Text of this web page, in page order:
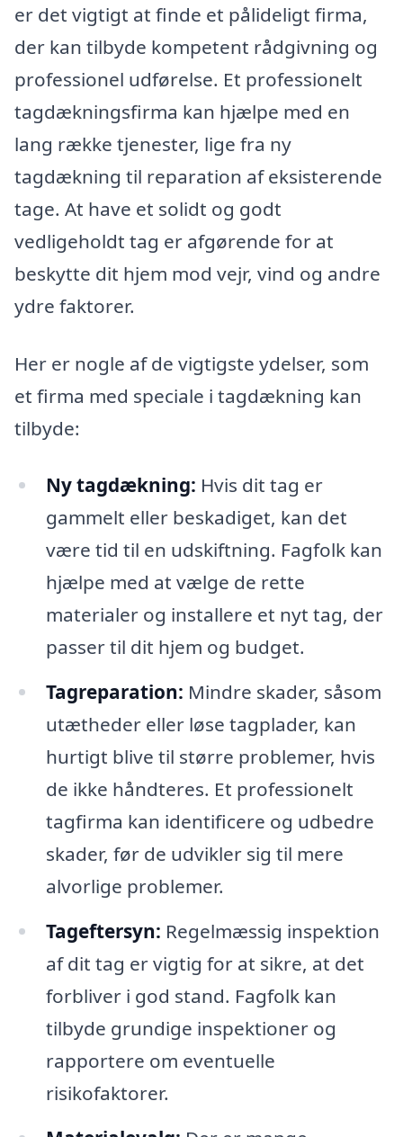
er det vigtigt at finde et pålideligt firma,
der kan tilbyde kompetent rådgivning og
professionel udførelse. Et professionelt
tagdækningsfirma kan hjælpe med en
lang række tjenester, lige fra ny
tagdækning til reparation af eksisterende
tage. At have et solidt og godt
vedligeholdt tag er afgørende for at
beskytte dit hjem mod vejr, vind og andre
ydre faktorer.
Her er nogle af de vigtigste ydelser, som
et firma med speciale i tagdækning kan
tilbyde:
Ny tagdækning: Hvis dit tag er
gammelt eller beskadiget, kan det
være tid til en udskiftning. Fagfolk kan
hjælpe med at vælge de rette
materialer og installere et nyt tag, der
passer til dit hjem og budget.
Tagreparation: Mindre skader, såsom
utætheder eller løse tagplader, kan
hurtigt blive til større problemer, hvis
de ikke håndteres. Et professionelt
tagfirma kan identificere og udbedre
skader, før de udvikler sig til mere
alvorlige problemer.
Tageftersyn: Regelmæssig inspektion
af dit tag er vigtig for at sikre, at det
forbliver i god stand. Fagfolk kan
tilbyde grundige inspektioner og
rapportere om eventuelle
risikofaktorer.